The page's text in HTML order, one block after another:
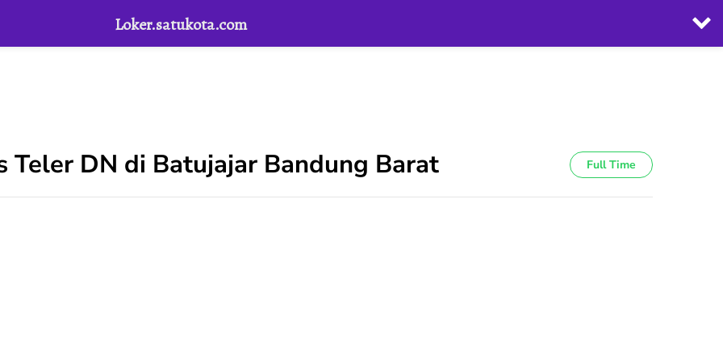
Teler DN di Batujajar Bandung Barat Full Time
Loker.satukota.com